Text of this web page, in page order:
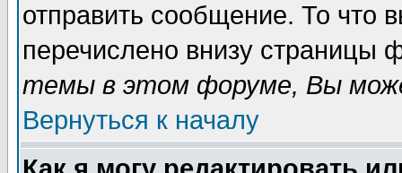
отправить сообщение. То что
перечислено внизу страницы
темы в этом форуме, Вы
Вернуться к началу